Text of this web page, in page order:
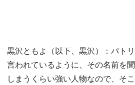
黒沢ともよ（以下、黒沢）：パト
言われているように、その名前を
しまうくらい強い人物なので、そ